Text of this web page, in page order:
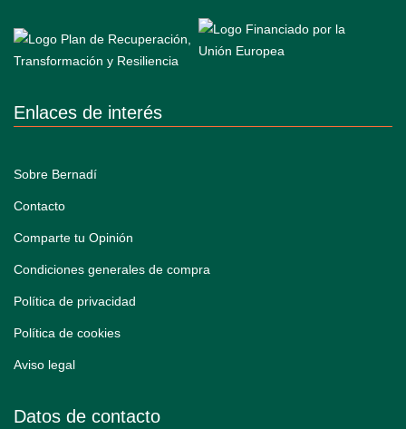
Enlaces de interés
Sobre Bernadí
Contacto
Comparte tu Opinión
Condiciones generales de compra
Política de privacidad
Política de cookies
Aviso legal
Datos de contacto